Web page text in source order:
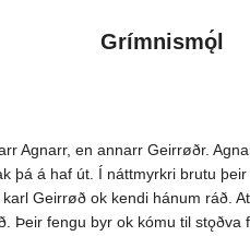
Grímnismǫ́l
Agnarr, en annarr Geirrøðr.
þá á haf út. Í náttmyrkri brutu
Geirrøð ok kendi hánum ráð.
Þeir fengu byr ok kómu til